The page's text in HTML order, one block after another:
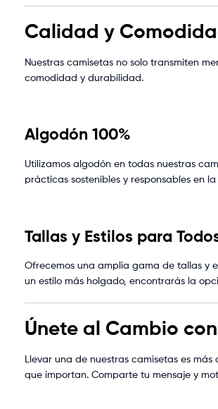
Calidad y
Nuestras camisetas no solo transmiten
comodidad y durabilidad.
Algodón 100%
Utilizamos algodón en todas nuestras
prácticas sostenibles y responsables en
Tallas y Estilos para
Ofrecemos una amplia gama de tallas y
un estilo más holgado, encontrarás la
Únete al Cambio
Llevar una de nuestras camisetas es
que importan. Comparte tu mensaje y